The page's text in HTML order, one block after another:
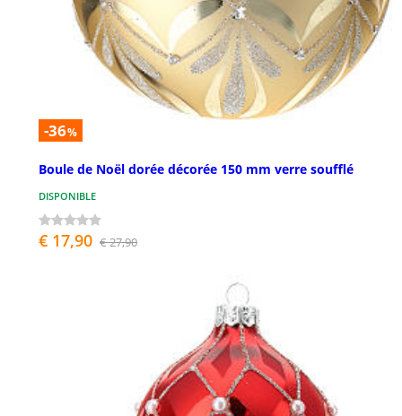
-36%
Boule de Noël dorée décorée 150 mm verre soufflé
DISPONIBLE
€ 17,90 € 27,90